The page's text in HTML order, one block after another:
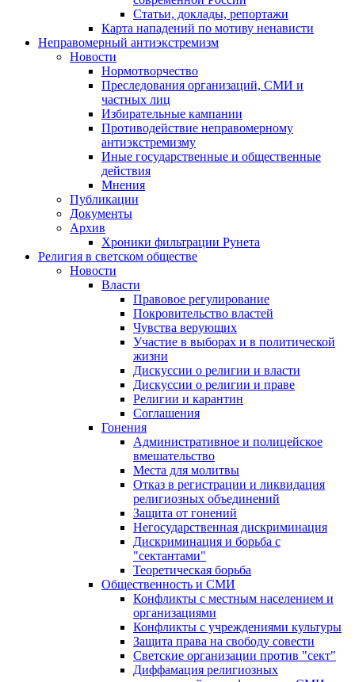
Статьи, доклады, репортажи
Карта нападений по мотиву ненависти
Неправомерный антиэкстремизм
Новости
Нормотворчество
Преследования организаций, СМИ и
частных лиц
Избирательные кампании
Противодействие неправомерному
антиэкстремизму
Иные государственные и общественные
действия
Мнения
Публикации
Документы
Архив
Хроники фильтрации Рунета
Религия в светском обществе
Новости
Власти
Правовое регулирование
Покровительство властей
Чувства верующих
Участие в выборах и в политической
жизни
Дискуссии о религии и власти
Дискуссии о религии и праве
Религии и карантин
Соглашения
Гонения
Административное и полицейское
вмешательство
Места для молитвы
Отказ в регистрации и ликвидация
религиозных объединений
Защита от гонений
Негосударственная дискриминация
Дискриминация и борьба с
"сектантами"
Теоретическая борьба
Общественность и СМИ
Конфликты с местным населением и
организациями
Конфликты с учреждениями культуры
Защита права на свободу совести
Светские организации против "сект"
Диффамация религиозных